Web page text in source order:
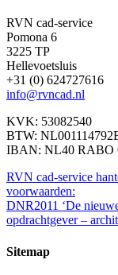
RVN cad-service
Pomona 6
3225 TP
Hellevoetsluis
+31 (0) 624727616
info@rvncad.nl
KVK: 53082540
BTW:
IBAN: NL40 RABO
RVN cad-service
voorwaarden:
DNR2011 ‘De
opdrachtgever –
Sitemap